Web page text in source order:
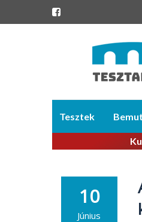
content
Tesztek
10
Június